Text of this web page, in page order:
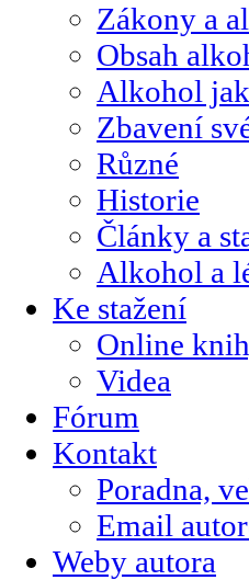
Zákony a
Obsah
Alkohol
Zbavení
Různé
Historie
Články a
Alkohol a
Ke stažení
Online
Videa
Fórum
Kontakt
Poradna,
Email
Weby autora